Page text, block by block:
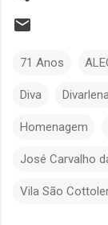
71 Anos
Diva
Homenagem
José Carvalho
Vila São